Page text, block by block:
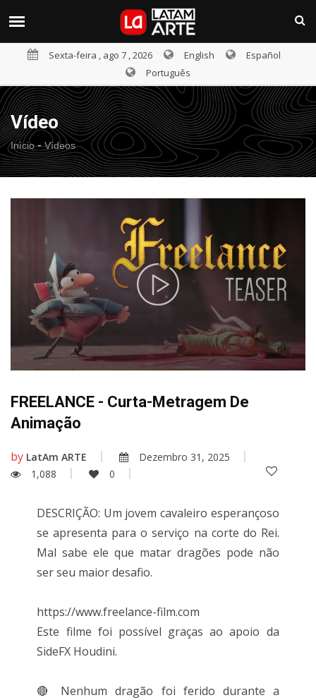
Sexta-feira , ago 7 , 2026 English
Español
Português
Vídeo
Início- Vídeos
FREELANCE - Curta-Metragem De
Animação
by LatAm ARTE
Dezembro 31, 2025
1,088
0
DESCRIÇÃO: Um jovem cavaleiro esperançoso
se apresenta para o serviço na corte do Rei.
Mal sabe ele que matar dragões pode não
ser seu maior desafio.
https://www.freelance-film.com
Este filme foi possível graças ao apoio da
SideFX Houdini.
🔴 Nenhum dragão foi ferido durante a